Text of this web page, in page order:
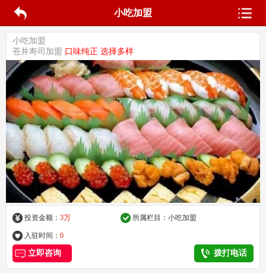
小吃加盟
小吃加盟
苍井寿司加盟 口味纯正 选择多样
投资金额： 3万 所属栏目：小吃加盟
入驻时间： 0
立即咨询 拨打电话